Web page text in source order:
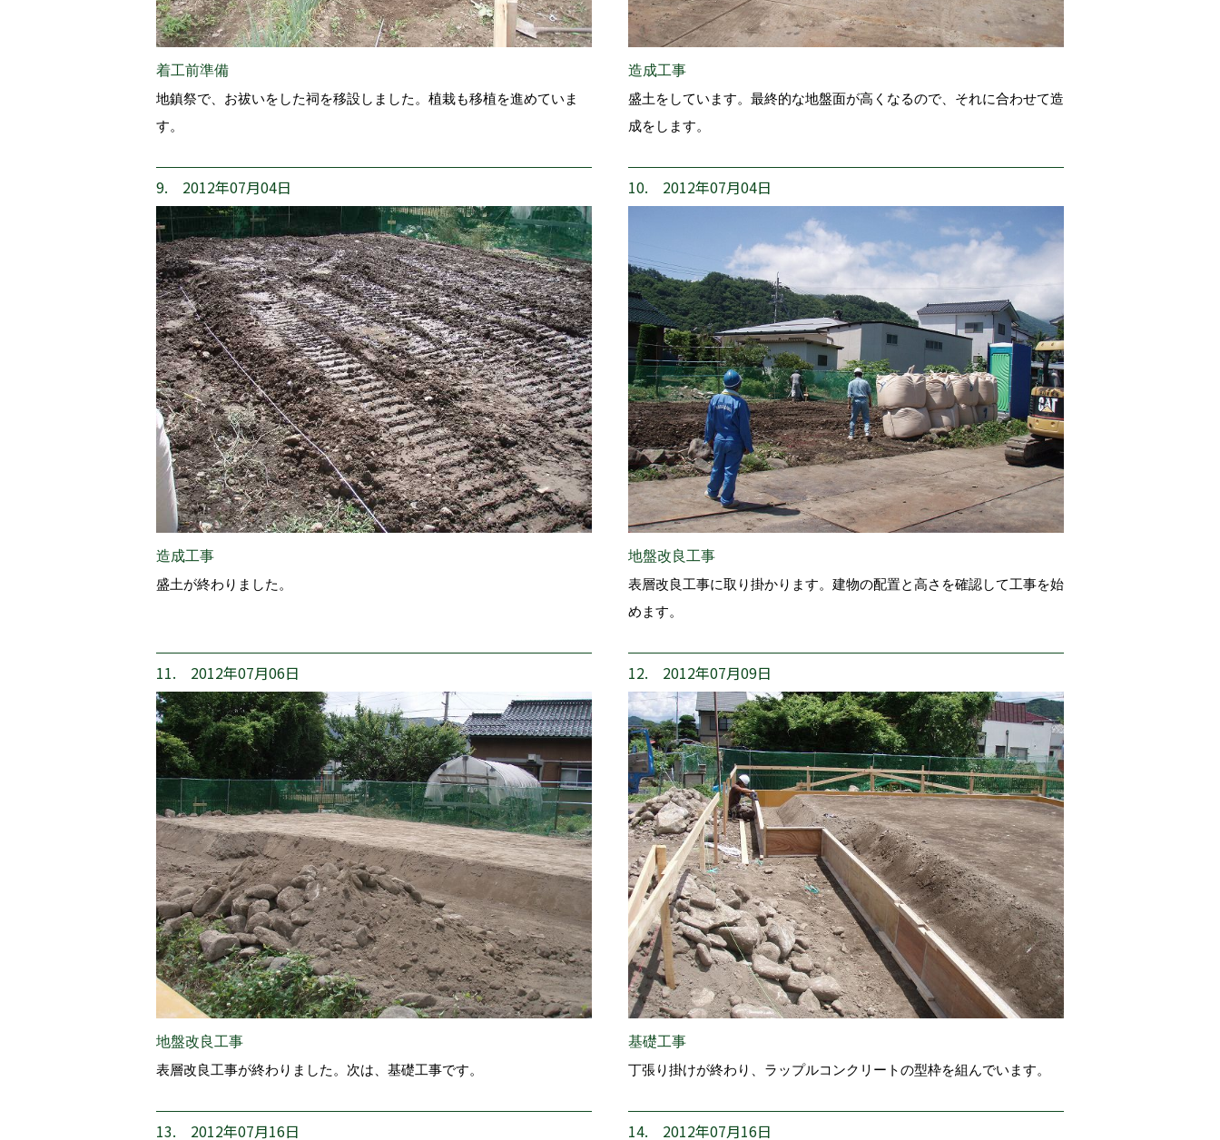
着工前準備
地鎮祭で、お祓いをした祠を移設しました。植栽も移植を進めていま
す。
造成工事
盛土をしています。最終的な地盤面が高くなるので、それに合わせて造
成をします。
9. 2012年07月04日
造成工事
盛土が終わりました。
10. 2012年07月04日
地盤改良工事
表層改良工事に取り掛かります。建物の配置と高さを確認して工事を始
めます。
11. 2012年07月06日
地盤改良工事
表層改良工事が終わりました。次は、基礎工事です。
12. 2012年07月09日
基礎工事
丁張り掛けが終わり、ラップルコンクリートの型枠を組んでいます。
13. 2012年07月16日 14. 2012年07月16日